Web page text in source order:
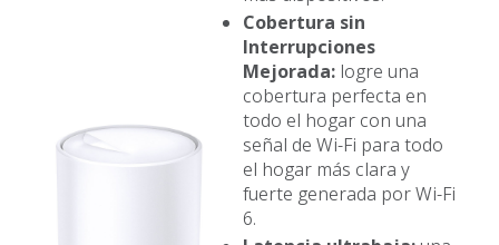
Cobertura sin
Interrupciones
Mejorada:logre una
cobertura perfecta en
todo el hogar con una
señal de Wi-Fi para todo
el hogar más clara y
fuerte generada por Wi-Fi
6.